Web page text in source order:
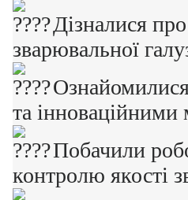
Дізналися про
зварювальної
Ознайомилися
та інноваційними
Побачили
контролю якості